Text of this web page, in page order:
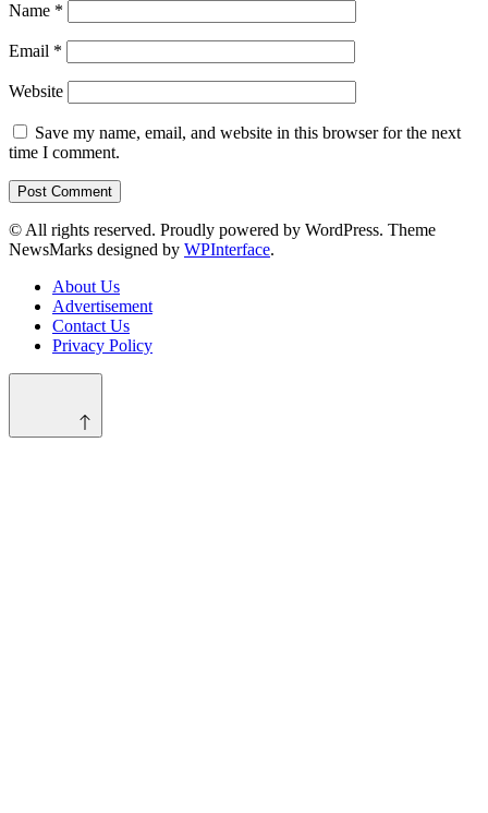
Name *
Email *
Website
Save my name, email, and website in this browser for the next
time I comment.
© All rights reserved. Proudly powered by WordPress. Theme
NewsMarks designed by WPInterface.
About Us
Advertisement
Contact Us
Privacy Policy